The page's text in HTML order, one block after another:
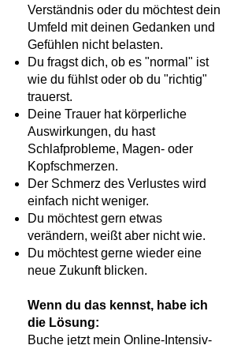
Verständnis oder du möchtest dein
Umfeld mit deinen Gedanken und
Gefühlen nicht belasten.
Du fragst dich, ob es "normal" ist
wie du fühlst oder ob du "richtig"
trauerst.
Deine Trauer hat körperliche
Auswirkungen, du hast
Schlafprobleme, Magen- oder
Kopfschmerzen.
Der Schmerz des Verlustes wird
einfach nicht weniger.
Du möchtest gern etwas
verändern, weißt aber nicht wie.
Du möchtest gerne wieder eine
neue Zukunft blicken.
Wenn du das kennst, habe ich
die Lösung:
Buche jetzt mein Online-Intensiv-